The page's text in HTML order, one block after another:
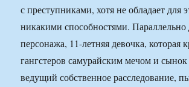
с преступниками, хотя не обладает для
никакими способностями. Параллельно
персонажа, 11-летняя девочка, которая
гангстеров самурайским мечом и сынок
ведущий собственное расследование,